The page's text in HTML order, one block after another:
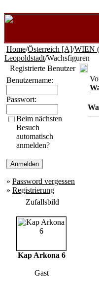
Home/Österreich [A]/WIEN
Leopoldstadt/Wachsfiguren
Registrierte Benutzer
Benutzername:
Passwort:
Beim nächsten
Besuch
automatisch
anmelden?
» Password vergessen
» Registrierung
Zufallsbild
Kap Arkona 6
Gast